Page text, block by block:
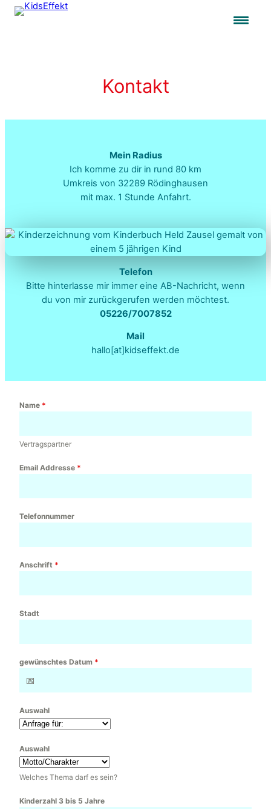
Kontakt
Mein Radius
Ich komme zu dir in rund 80 km
Umkreis von 32289 Rödinghausen
mit max. 1 Stunde Anfahrt.
Telefon
Bitte hinterlasse mir immer eine AB-Nachricht, wenn
du von mir zurückgerufen werden möchtest.
05226/7007852
Mail
hallo[at]kidseffekt.de
Name *
Vertragspartner
Email Addresse *
Telefonnummer
Anschrift *
Stadt
gewünschtes Datum *
Auswahl
Auswahl
Welches Thema darf es sein?
Kinderzahl 3 bis 5 Jahre